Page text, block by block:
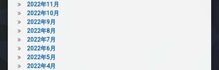
2022年11月
2022年10月
2022年9月
2022年8月
2022年7月
2022年6月
2022年5月
2022年4月